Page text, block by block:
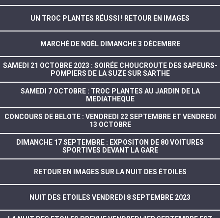
UN TROC PLANTES RÉUSSI ! RETOUR EN IMAGES
MARCHÉ DE NOËL DIMANCHE 3 DÉCEMBRE
SAMEDI 21 OCTOBRE 2023 : SOIRÉE CHOUCROUTE DES SAPEURS-
POMPIERS DE LA SUZE SUR SARTHE
SAMEDI 7 OCTOBRE : TROC PLANTES AU JARDIN DE LA
MEDIATHEQUE
CONCOURS DE BELOTE : VENDREDI 22 SEPTEMBRE ET VENDREDI
13 OCTOBRE
DIMANCHE 17 SEPTEMBRE : EXPOSITON DE 80 VOITURES
SPORTIVES DEVANT LA GARE
RETOUR EN IMAGES SUR LA NUIT DES ÉTOILES
NUIT DES ETOILES VENDREDI 8 SEPTEMBRE 2023